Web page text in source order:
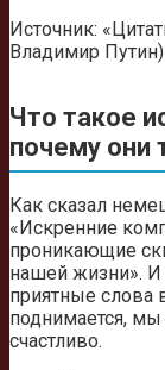
Источник:
Владимир Путин)
Что такое
почему они
Как сказал
«Искренние
проникающие
нашей жизни».
приятные слова
поднимается,
счастливо.